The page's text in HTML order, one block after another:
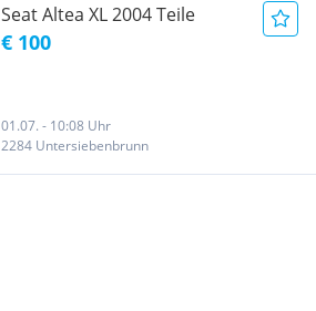
Seat Altea XL 2004 Teile
€ 100
01.07. - 10:08 Uhr
2284 Untersiebenbrunn